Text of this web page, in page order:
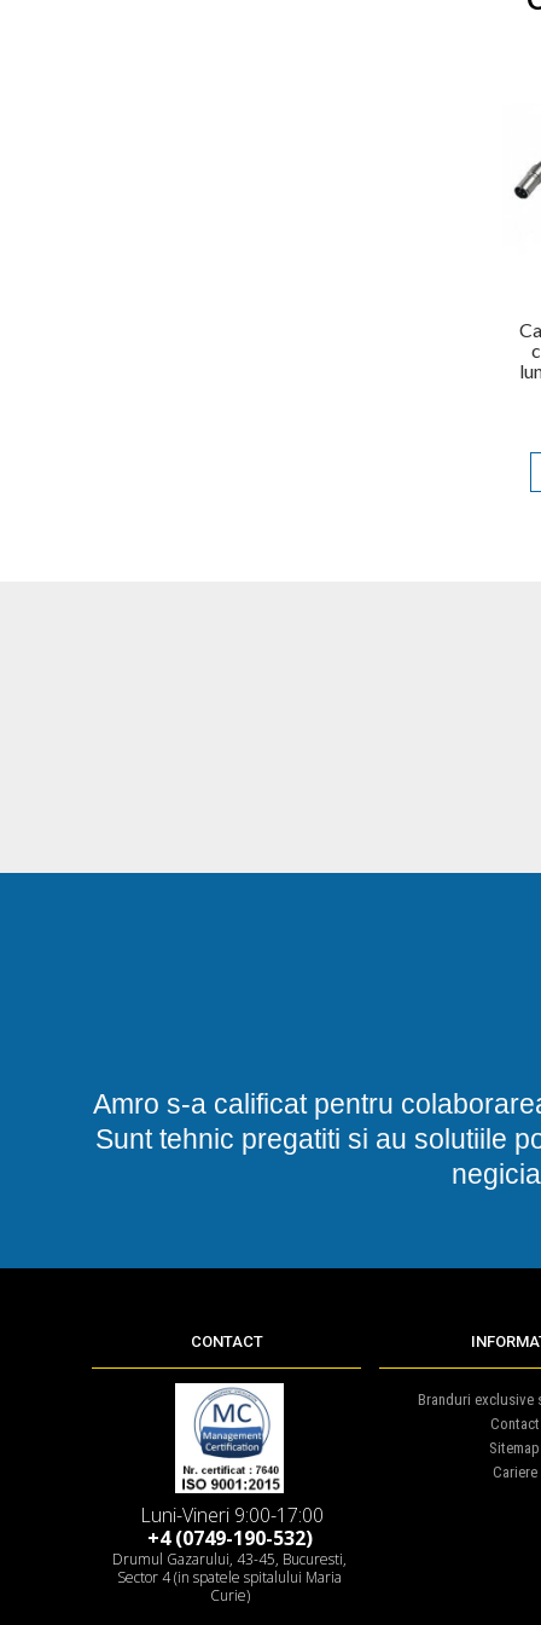
Amro s-a calificat pentru
Sunt tehnic pregatiti si au solutiile
CONTACT
Luni-Vineri 9:00-17:00
+4 (0749-190-532)
Drumul Gazarului, 43-45, Bucuresti,
Sector 4 (in spatele spitalului Maria
Curie)
Branduri exclusive
Contact
Sitemap
Cariere